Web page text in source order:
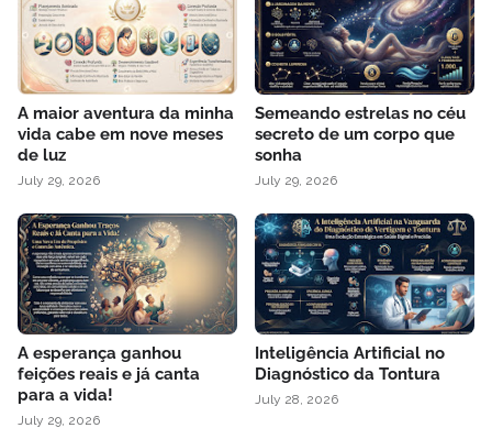
A maior aventura da minha
vida cabe em nove meses
de luz
July 29, 2026
Semeando estrelas no céu
secreto de um corpo que
sonha
July 29, 2026
A esperança ganhou
feições reais e já canta
para a vida!
July 29, 2026
Inteligência Artificial no
Diagnóstico da Tontura
July 28, 2026